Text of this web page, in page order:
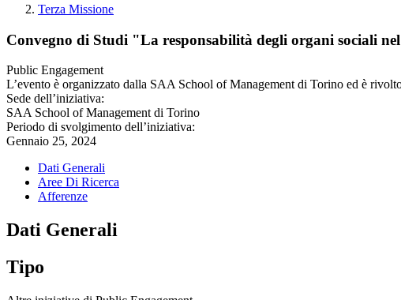
Terza Missione
Convegno di Studi "La responsabilità degli organi sociali
Public Engagement
L’evento è organizzato dalla SAA School of Management di Torino ed è
Sede dell’iniziativa:
SAA School of Management di Torino
Periodo di svolgimento dell’iniziativa:
Gennaio 25, 2024
Dati Generali
Aree Di Ricerca
Afferenze
Dati Generali
Tipo